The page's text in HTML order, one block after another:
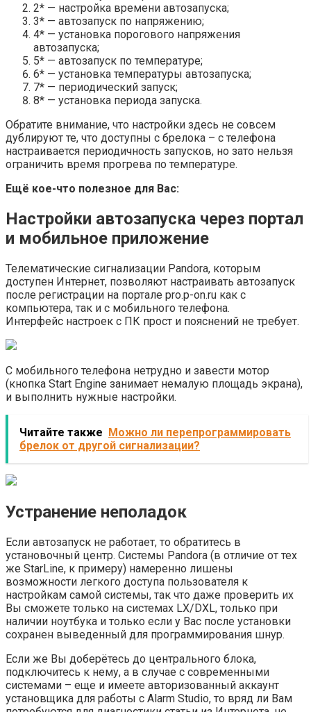
2* — настройка времени автозапуска;
3* — автозапуск по напряжению;
4* — установка порогового напряжения
автозапуска;
5* — автозапуск по температуре;
6* — установка температуры автозапуска;
7* — периодический запуск;
8* — установка периода запуска.
Обратите внимание, что настройки здесь не совсем
дублируют те, что доступны с брелока – с телефона
настраивается периодичность запусков, но зато нельзя
ограничить время прогрева по температуре.
Ещё кое-что полезное для Вас:
Настройки автозапуска через портал
и мобильное приложение
Телематические сигнализации Pandora, которым
доступен Интернет, позволяют настраивать автозапуск
после регистрации на портале pro.p-on.ru как с
компьютера, так и с мобильного телефона.
Интерфейс настроек с ПК прост и пояснений не требует.
С мобильного телефона нетрудно и завести мотор
(кнопка Start Engine занимает немалую площадь экрана),
и выполнить нужные настройки.
Читайте также Можно ли перепрограммировать
брелок от другой сигнализации?
Устранение неполадок
Если автозапуск не работает, то обратитесь в
установочный центр. Системы Pandora (в отличие от тех
же StarLine, к примеру) намеренно лишены
возможности легкого доступа пользователя к
настройкам самой системы, так что даже проверить их
Вы сможете только на системах LX/DXL, только при
наличии ноутбука и только если у Вас после установки
сохранен выведенный для программирования шнур.
Если же Вы доберётесь до центрального блока,
подключитесь к нему, а в случае с современными
системами – еще и имеете авторизованный аккаунт
установщика для работы с Alarm Studio, то вряд ли Вам